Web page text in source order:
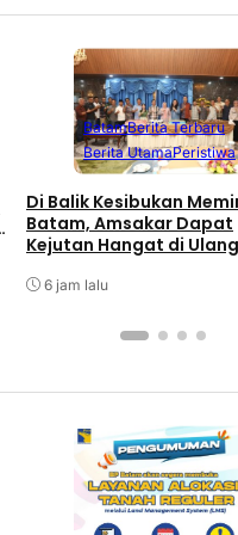
BatamBerita Terbaru
Berita UtamaPeristiwa
Di Balik Kesibukan
Batam, Amsakar Dapat
Kejutan Hangat di
6 jam lalu